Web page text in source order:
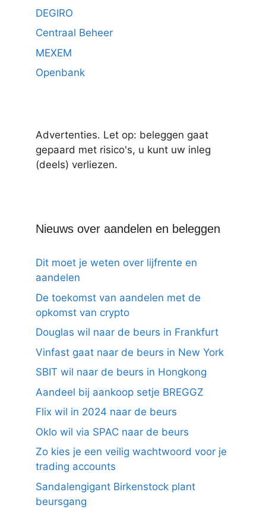
DEGIRO
Centraal Beheer
MEXEM
Openbank
Advertenties. Let op: beleggen gaat
gepaard met risico's, u kunt uw inleg
(deels) verliezen.
Nieuws over aandelen en beleggen
Dit moet je weten over lijfrente en
aandelen
De toekomst van aandelen met de
opkomst van crypto
Douglas wil naar de beurs in Frankfurt
Vinfast gaat naar de beurs in New York
SBIT wil naar de beurs in Hongkong
Aandeel bij aankoop setje BREGGZ
Flix wil in 2024 naar de beurs
Oklo wil via SPAC naar de beurs
Zo kies je een veilig wachtwoord voor je
trading accounts
Sandalengigant Birkenstock plant
beursgang